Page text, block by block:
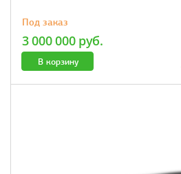
Под заказ
3 000 000 руб.
В корзину